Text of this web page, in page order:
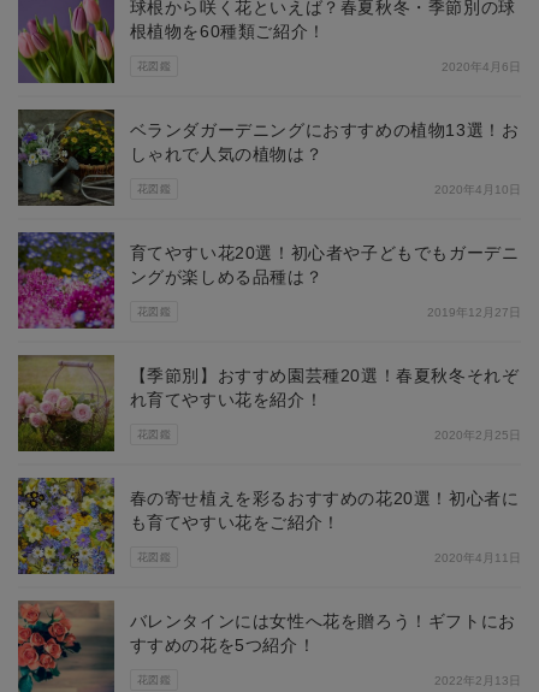
花図鑑
球根から咲く花といえば？春夏秋冬・季節別の球
根植物を60種類ご紹介！
2020年4月6日
花図鑑
ベランダガーデニングにおすすめの植物13選！お
しゃれで人気の植物は？
2020年4月10日
花図鑑
育てやすい花20選！初心者や子どもでもガーデニ
ングが楽しめる品種は？
2019年12月27日
花図鑑
【季節別】おすすめ園芸種20選！春夏秋冬それぞ
れ育てやすい花を紹介！
2020年2月25日
花図鑑
春の寄せ植えを彩るおすすめの花20選！初心者に
も育てやすい花をご紹介！
2020年4月11日
花図鑑
バレンタインには女性へ花を贈ろう！ギフトにお
すすめの花を5つ紹介！
2022年2月13日